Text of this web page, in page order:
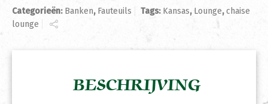
Categorieën: Banken, Fauteuils Tags: Kansas, Lounge,chaise
lounge
BESCHRIJVING